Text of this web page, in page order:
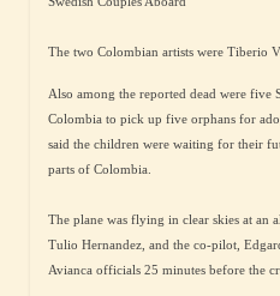
The two Colombian artists were Tiberio
Also among the reported dead were five
Colombia to pick up five orphans for
said the children were waiting for their
parts of Colombia.
The plane was flying in clear skies at an
Tulio Hernandez, and the co-pilot,
Avianca officials 25 minutes before the